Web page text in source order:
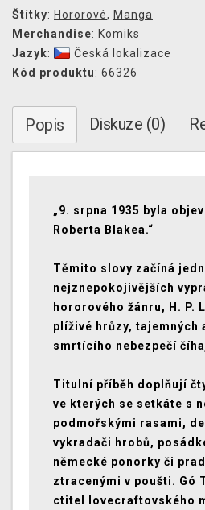
Štítky: Hororové, Manga
Merchandise: Komiks
Jazyk:
Česká lokalizace
Kód produktu: 66326
Popis Diskuze (0)
„9. srpna 1935 byla
Roberta Blakea.“
Těmito slovy začíná
nejznepokojivějších
hororového žánru, H. P.
plíživé hrůzy, tajemných
smrtícího nebezpečí
Titulní příběh doplňují
ve kterých se setkáte s
podmořskými rasami,
vykradači hrobů,
německé ponorky či
ztracenými v poušti. Gó
ctitel lovecraftovského